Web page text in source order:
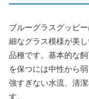
ブルーグラスグッピ
細なグラス模様が美
品種です。基本的な
を保つには中性から
強すぎない水流、清
す。